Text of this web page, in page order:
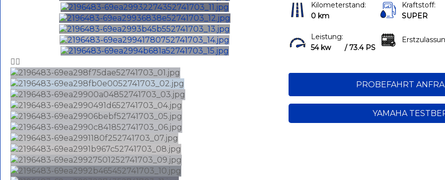
Kilometerstand:
0 km
Kraftstoff:
SUPER
Leistung:
54 kw
/ 73.4 PS
PROBEFAHRT
YAMAHA